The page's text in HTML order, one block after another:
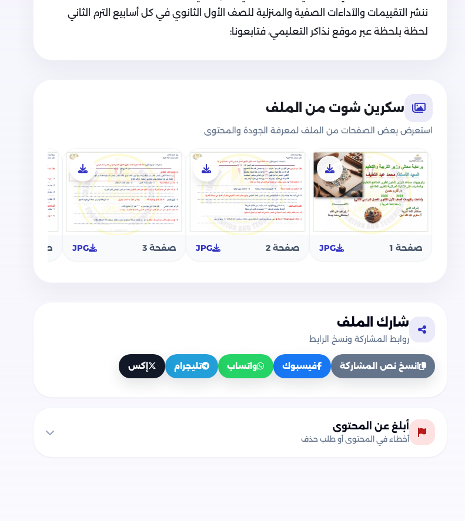
ننشر التقييمات والآداءات الصفية والمنزلية للصف الأول الثانوي في كل أسابيع الترم الثاني
لحظة بلحظة عبر موقع نذاكر التعليمي، فتابعونا:
سكرين شوت من الملف
استعرض بعض الصفحات من الملف لمعرفة الجودة والمحتوى
صفحة 1 JPG صفحة 2 JPG صفحة 3 JPG صفحة 4
شارك الملف
روابط المشاركة ونسخ الرابط
انسخ نص المشاركة فيسبوك واتساب تليجرام إكس
أبلغ عن المحتوى
أخطاء في المحتوى أو طلب حذف